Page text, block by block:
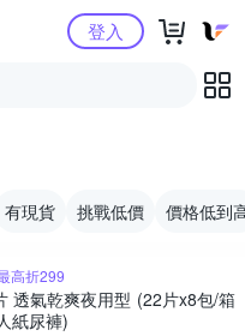
購物中心登入
有現貨 挑戰低價 價格低到
高折299
透氣乾爽夜用型 (22片x8包/箱
紙尿褲)